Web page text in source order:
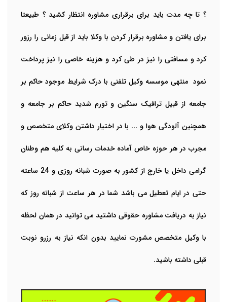
؟ تا چه مدت باید برای برقراری مشاوره انتظار کشید ؟ طبیعتا
برای یافتن و مشاوره برقرار کردن با وکلا باید از قبل زمانی را رزور
کرد و مسافتی را نیز در طی کرد و هزینه خاصی را نیز پرداخت
نمود منتهی موسسه وکیل تلفنی با درک شرایط موجود حاکم بر
جامعه از قبیل ترافیک سنگین و تورم شدید حاکم بر جامعه و
همچنین آلودگی هوا و ... با در اختیار داشتن وکلای متخصص و
مجرب در هر حوزه خاص آماده خدمات رسانی به کلیه هم وطنان
گرامی داخل یا خارج از کشور به صورت شبانه روزی و 24 ساعته
حتی در ایام تعطیل می باشد شما در هر ساعت از شبانه روز که
نیاز به دریافت مشاوره حقوقی داشتید می توانید در همان لحظه
با وکیل متخصص مشورت نمایید بدون انکه نیاز به رزرو نوبت
قبلی داشته باشید.